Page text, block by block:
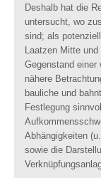
Deshalb hat die
untersucht, wo
sind; als
Laatzen Mitte
Gegenstand einer
nähere
bauliche und
Festlegung
Abhängigkeiten
sowie die